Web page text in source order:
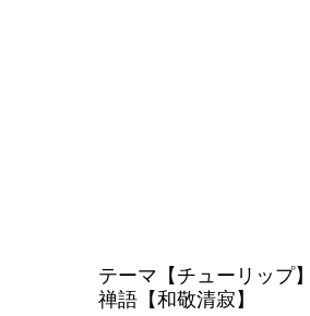
テーマ【チューリップ】
禅語【和敬清寂】